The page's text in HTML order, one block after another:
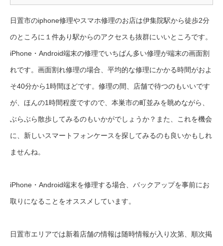
日置市のiphone修理やスマホ修理のお店は伊集院駅から徒歩2分
のところに１件あり駅からのアクセスも抜群にいいところです。
iPhone・Android端末の修理でいちばん多い修理が端末の画面割
れです。画面割れ修理の場合、平均的な修理にかかる時間がおよ
そ40分から1時間ほどです。修理の間、店舗で待つのもいいです
が、ほんの1時間程度ですので、本巣市の町並みを眺めながら、
ぶらぶら散歩してみるのもいかがでしょうか？また、これを機会
に、新しいスマートフォンケースを探してみるのも良いかもしれ
ませんね。
iPhone・Android端末を修理する場合、バックアップを事前にお
取りになることをオススメしています。
日置市エリアでは新着店舗の情報は随時情報が入り次第、順次掲